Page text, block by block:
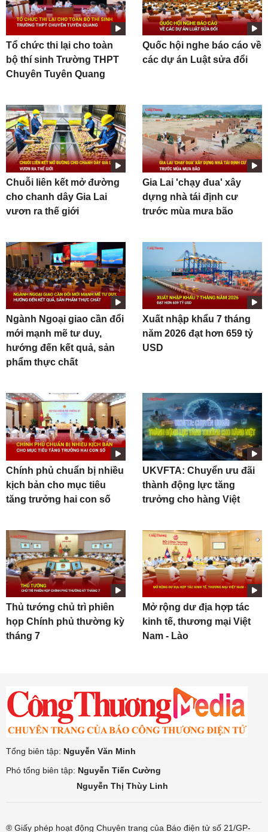
Tổ chức thi lại cho toàn
bộ thí sinh Trường THPT
Chuyên Tuyên Quang
Quốc hội nghe báo cáo về
các dự án Luật sửa đổi
Chuỗi liên kết mở đường
cho chanh dây Gia Lai
vươn ra thế giới
Gia Lai 'chạy đua' xây
dựng nhà tái định cư
trước mùa mưa bão
Ngành Ngoại giao cần đổi
mới mạnh mẽ tư duy,
hướng đến kết quả, sản
phẩm thực chất
Xuất nhập khẩu 7 tháng
năm 2026 đạt hơn 659 tỷ
USD
Chính phủ chuẩn bị nhiều
kịch bản cho mục tiêu
tăng trưởng hai con số
UKVFTA: Chuyển ưu đãi
thành động lực tăng
trưởng cho hàng Việt
Thủ tướng chủ trì phiên
họp Chính phủ thường kỳ
tháng 7
Mở rộng dư địa hợp tác
kinh tế, thương mại Việt
Nam - Lào
Tổng biên tập: Nguyễn Văn Minh
Phó tổng biên tập: Nguyễn Tiến Cường
Nguyễn Thị Thùy Linh
® Giấy phép hoạt động Chuyên trang của Báo điện tử số 21/GP-